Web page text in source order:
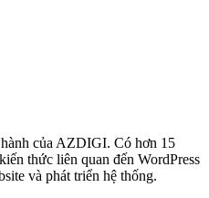
của AZDIGI. Có hơn 15
thức liên quan đến WordPress
và phát triển hệ thống.